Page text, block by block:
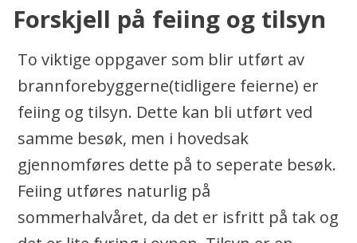
r
a
n
n
o
g
r
e
Forskjell på feiing og tilsyn
To viktige oppgaver som blir utført av
brannforebyggerne(tidligere feierne) er
feiing og tilsyn. Dette kan bli utført ved
samme besøk, men i hovedsak
gjennomføres dette på to seperate besøk.
Feiing utføres naturlig på
sommerhalvåret, da det er isfritt på tak og